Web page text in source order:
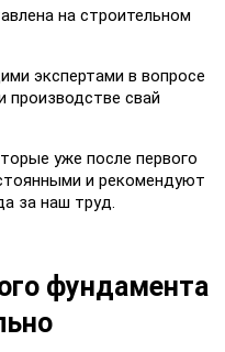
на строительном
экспертами в вопросе
производстве свай
уже после первого
и рекомендуют
за наш труд.
фундамента